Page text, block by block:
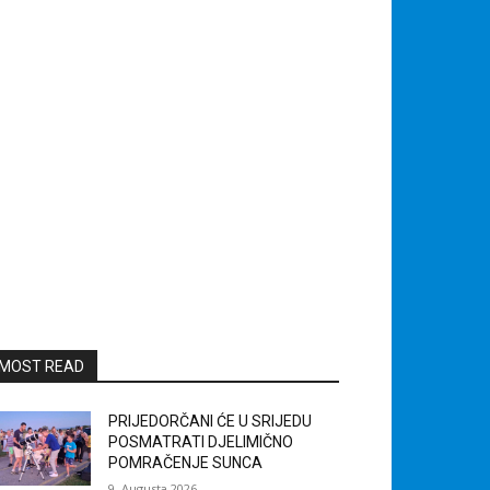
READ
PRIJEDORČANI ĆE U SRIJEDU
POSMATRATI DJELIMIČNO
POMRAČENJE SUNCA